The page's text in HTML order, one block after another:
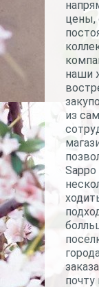
цены,
наши
из
почту